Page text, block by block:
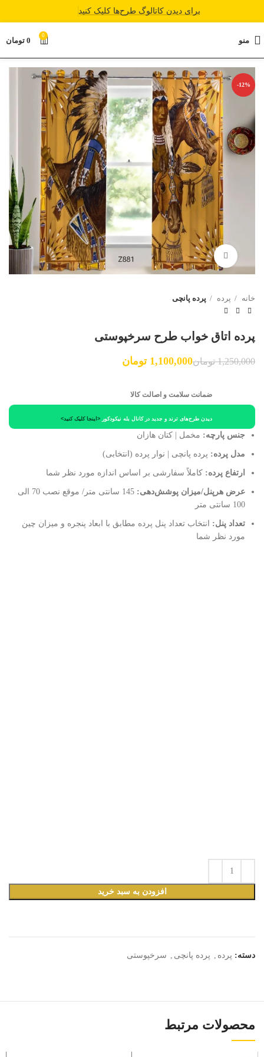
برای دیدن کاتالوگ طرح‌ها کلیک کنید
منو
0
0 تومان
-12%
برای بزرگنمایی کلیک کنید
خانه پرده پرده پانچی
پرده اتاق خواب طرح سرخپوستی
1,250,000 تومان1,100,000 تومان
ضمانت سلامت و اصالت کالا
دیدن طرح‌های ترند و جدید در کانال بله نیکودکور <اینجا کلیک کنید>
جنس پارچه: مخمل | کتان هازان
مدل پرده: پرده پانچی | نوار پرده (انتخابی)
ارتفاع پرده: کاملاً سفارشی بر اساس اندازه مورد نظر شما
عرض هرپنل/میزان پوشش‌دهی:
145 سانتی متر/ موقع نصب 70 الی
100 سانتی متر
تعداد پنل: انتخاب تعداد پنل پرده مطابق با ابعاد پنجره و میزان چین
مورد نظر شما
افزودن به سبد خرید
دسته: پرده پرده پانچی سرخپوستی
محصولات مرتبط